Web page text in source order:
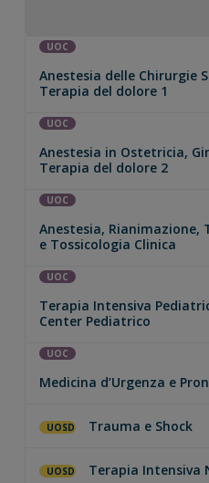
UOC
Anestesia delle Chirurgie
Terapia del dolore 1
UOC
Anestesia in Ostetricia,
Terapia del dolore 2
UOC
Anestesia, Rianimazione,
e Tossicologia Clinica
UOC
Terapia Intensiva
Center Pediatrico
UOC
Medicina d’Urgenza e
UOSD Trauma e Shock
UOSD Terapia Intensiva